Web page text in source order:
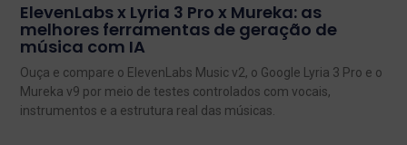
ElevenLabs x Lyria 3 Pro x Mureka: as
melhores ferramentas de geração de
música com IA
Ouça e compare o ElevenLabs Music v2, o Google Lyria 3 Pro e o
Mureka v9 por meio de testes controlados com vocais,
instrumentos e a estrutura real das músicas.